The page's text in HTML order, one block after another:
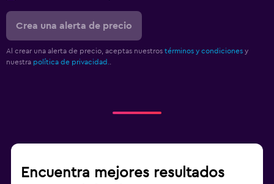
Crea una alerta de precio
Al crear una alerta de precio, aceptas nuestros términos y condiciones y
nuestra política de privacidad.
Encuentra mejores resultados